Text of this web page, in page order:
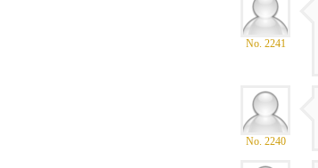
No. 2241
No. 2240